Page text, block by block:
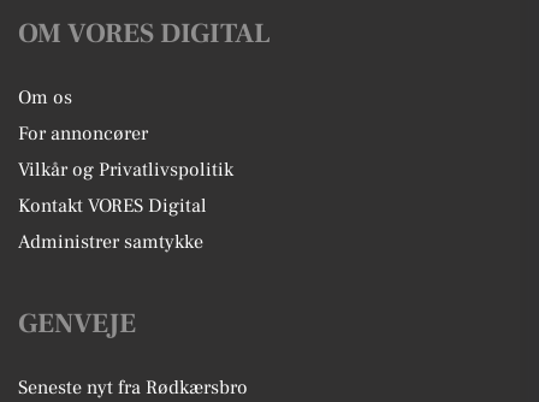
OM VORES DIGITAL
Om os
For annoncører
Vilkår og Privatlivspolitik
Kontakt VORES Digital
Administrer samtykke
GENVEJE
Seneste nyt fra Rødkærsbro